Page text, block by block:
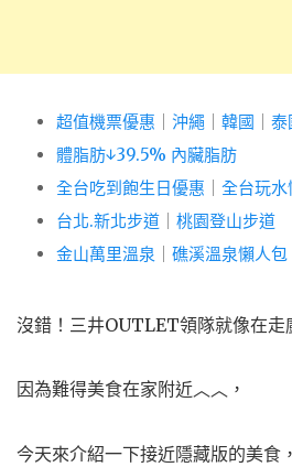
超值機票優惠 沖繩 韓國
泰
體脂肪↓39.5% 內臟脂肪
全台吃到飽生日優惠
全台玩水
台北.新北步道
桃園登山步道
金山萬里溫泉
礁溪溫泉懶人包
沒錯！三井OUTLET領隊就像在走
因為難得美食在家附近︿︿，
今天來介紹一下接近隱藏版的美食